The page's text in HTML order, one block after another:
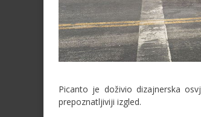
Picanto je doživio dizajnerska
prepoznatljiviji izgled.